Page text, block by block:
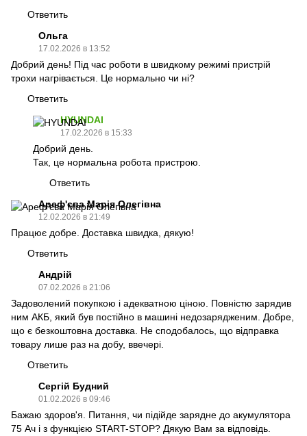
Ответить
Ольга
17.02.2026 в 13:52
Добрий день! Під час роботи в швидкому режимі пристрій
трохи нагрівається. Це нормально чи ні?
Ответить
HYUNDAI
17.02.2026 в 15:33
Добрий день.
Так, це нормальна робота пристрою.
Ответить
Ареф'єва Марія Олегівна
12.02.2026 в 21:49
Працює добре. Доставка швидка, дякую!
Ответить
Андрій
07.02.2026 в 21:06
Задоволений покупкою і адекватною ціною. Повністю зарядив
ним АКБ, який був постійно в машині недозарядженим. Добре,
що є безкоштовна доставка. Не сподобалось, що відправка
товару лише раз на добу, ввечері.
Ответить
Сергій Будний
01.02.2026 в 09:46
Бажаю здоров'я. Питання, чи підійде зарядне до акумулятора
75 Ач і з функцією START-STOP? Дякую Вам за відповідь.